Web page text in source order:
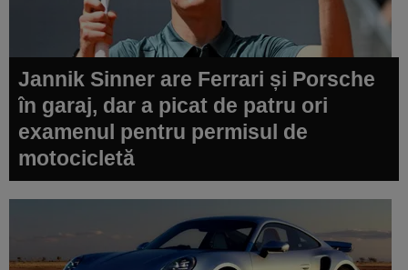
Jannik Sinner are Ferrari și Porsche
în garaj, dar a picat de patru ori
examenul pentru permisul de
motocicletă